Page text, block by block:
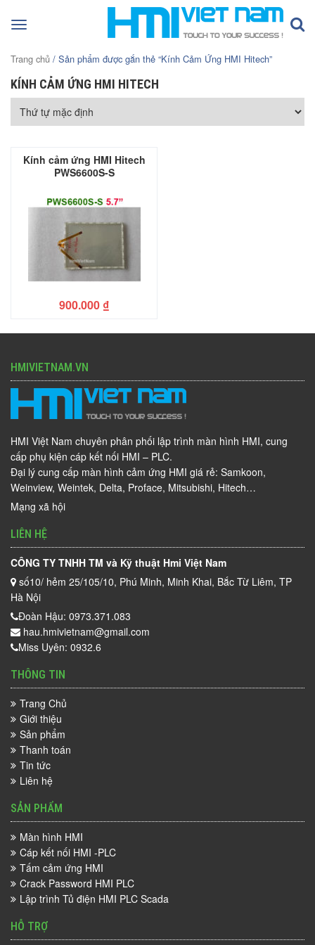
Toggle
Trang chủ / Sản phẩm được gắn thẻ “Kính Cảm Ứng HMI Hitech”
KÍNH CẢM ỨNG HMI HITECH
Kính cảm ứng HMI Hitech
PWS6600S-S
900.000 ₫
HMIVIETNAM.VN
HMI Việt Nam chuyên phân phối lập trình màn hình HMI, cung
cấp phụ kiện cáp kết nối HMI – PLC.
Đại lý cung cấp màn hình cảm ứng HMI giá rẻ: Samkoon,
Weinview, Weintek, Delta, Proface, Mitsubishi, Hitech…
Mạng xã hội
LIÊN HỆ
CÔNG TY TNHH TM và Kỹ thuật Hmi Việt Nam
số10/ hẻm 25/105/10, Phú Minh, Minh Khai, Bắc Từ Liêm, TP
Hà Nội
Đoàn Hậu: 0973.371.083
hau.hmivietnam@gmail.com
Miss Uyên: 0932.6
THÔNG TIN
Trang Chủ
Giới thiệu
Sản phẩm
Thanh toán
Tin tức
Liên hệ
SẢN PHẨM
Màn hình HMI
Cáp kết nối HMI -PLC
Tấm cảm ứng HMI
Crack Password HMI PLC
Lập trình Tủ điện HMI PLC Scada
HỖ TRỢ